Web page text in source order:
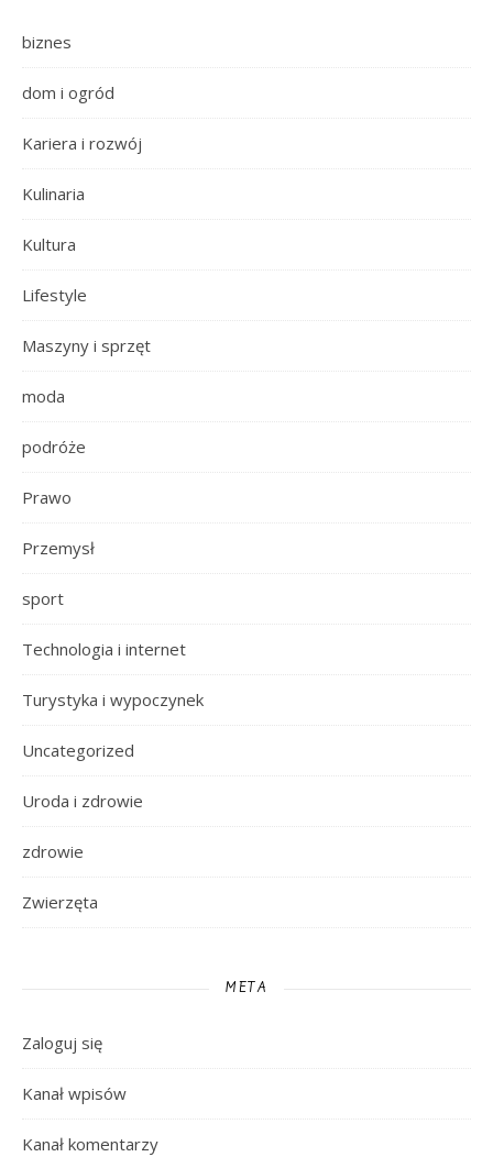
biznes
dom i ogród
Kariera i rozwój
Kulinaria
Kultura
Lifestyle
Maszyny i sprzęt
moda
podróże
Prawo
Przemysł
sport
Technologia i internet
Turystyka i wypoczynek
Uncategorized
Uroda i zdrowie
zdrowie
Zwierzęta
META
Zaloguj się
Kanał wpisów
Kanał komentarzy